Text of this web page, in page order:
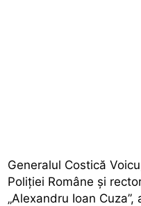
Generalul Costică
Poliției Române și
„Alexandru Ioan